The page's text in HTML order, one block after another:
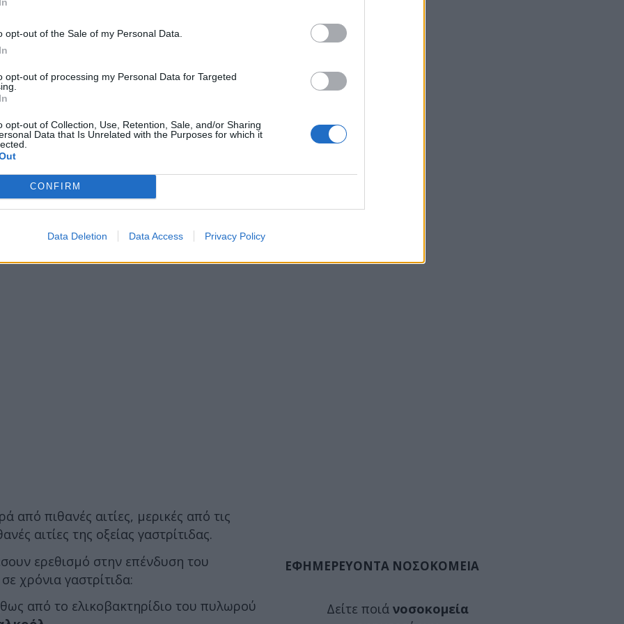
opt-out of the Sale of my Personal Data.
opt-out of processing my Personal Data for Targeted
opt-out of Collection, Use, Retention, Sale, and/or Sharing
Data that Is Unrelated with the Purposes for which it
CONFIRM
Data Deletion Data Access Privacy Policy
από πιθανές αιτίες, μερικές από τις
αιτίες της οξείας γαστρίτιδας.
ερεθισμό στην επένδυση του
χρόνια γαστρίτιδα:
από το ελικοβακτηρίδιο του πυλωρού
ΕΦΗΜΕΡΕΥΟΝΤΑ ΝΟΣΟΚΟΜΕΙΑ
Δείτε ποιά νοσοκομεία